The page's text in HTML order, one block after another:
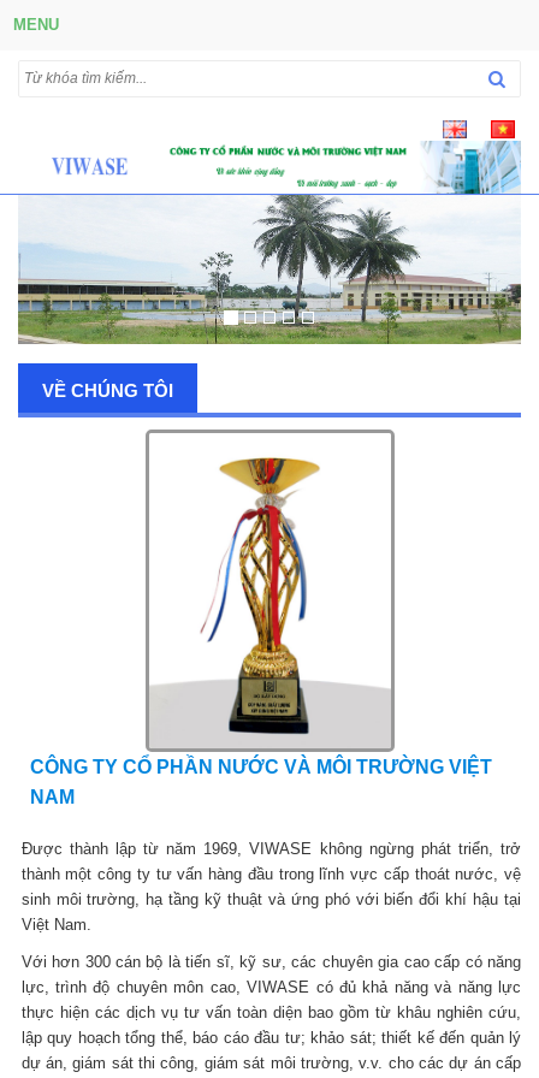
MENU
VỀ CHÚNG TÔI
CÔNG TY CỔ PHẦN NƯỚC VÀ MÔI TRƯỜNG VIỆT
NAM
Được thành lập từ năm 1969, VIWASE không ngừng phát triển, trở
thành một công ty tư vấn hàng đầu trong lĩnh vực cấp thoát nước, vệ
sinh môi trường, hạ tầng kỹ thuật và ứng phó với biến đổi khí hậu tại
Việt Nam.
Với hơn 300 cán bộ là tiến sĩ, kỹ sư, các chuyên gia cao cấp có năng
lực, trình độ chuyên môn cao, VIWASE có đủ khả năng và năng lực
thực hiện các dịch vụ tư vấn toàn diện bao gồm từ khâu nghiên cứu,
lập quy hoạch tổng thể, báo cáo đầu tư; khảo sát; thiết kế đến quản lý
dự án, giám sát thi công, giám sát môi trường, v.v. cho các dự án cấp